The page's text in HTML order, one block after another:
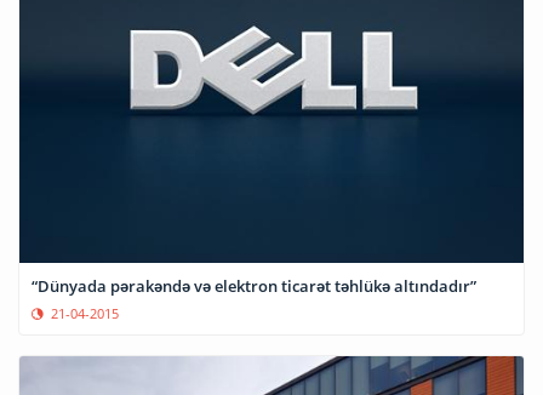
“Dünyada pərakəndə və elektron ticarət təhlükə altındadır”
21-04-2015